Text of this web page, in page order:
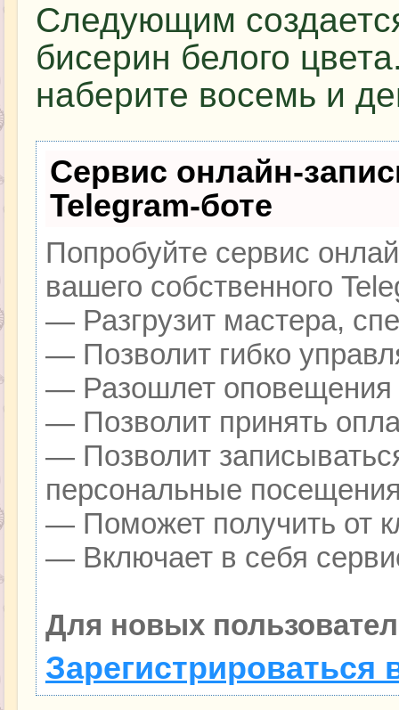
Следующим
бисерин белого
наберите восемь и
Сервис онлайн-
Telegram-боте
Попробуйте сервис
вашего собственного
— Разгрузит мастера,
— Позволит гибко
— Разошлет оповещения
— Позволит принять
— Позволит
персональные
— Поможет получить от
— Включает в себя
Для новых
Зарегистрироваться